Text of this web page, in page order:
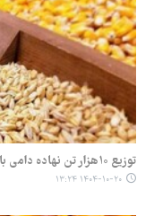
توزیع ۱۰هزار تن نهاده دامی با نرخ ارز آزاد در استان مرکزی
۱۴۰۴-۱۰-۲۰ ۱۳:۲۴